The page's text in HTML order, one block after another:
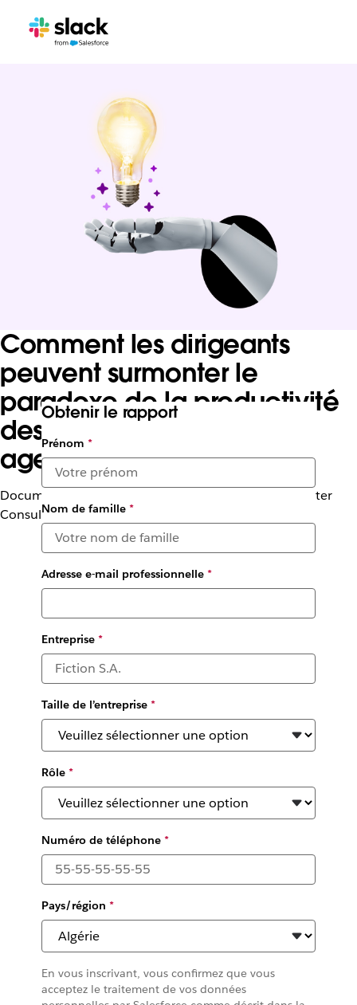
Comment les dirigeants
peuvent surmonter le
paradoxe de la productivité
des employés grâce aux
agents IA
Document de réflexion commandé par Slack à Forrester
Consulting (juillet 2025)
Obtenir le rapport
Prénom *
Nom de famille*
Adresse e-mail professionnelle*
Entreprise*
Taille de l’entreprise*
Rôle*
Numéro de téléphone*
Pays/région *
En vous inscrivant, vous confirmez que vous
acceptez le traitement de vos données